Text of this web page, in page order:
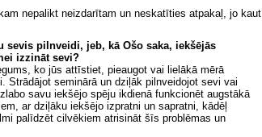
nepalikt neizdarītam un neskatīties atpakaļ, jo kaut
sevis pilnveidi, jeb, kā Ošo saka, iekšējās
izzināt sevi?
ko jūs attīstiet, pieaugot vai lielākā mērā
Strādājot seminārā un dziļāk pilnveidojot sevi vai
savu iekšējo spēju ikdienā funkcionēt augstākā
ar dziļāku iekšējo izpratni un sapratni, kādēļ
palīdzēt cilvēkiem atrisināt šīs problēmas un